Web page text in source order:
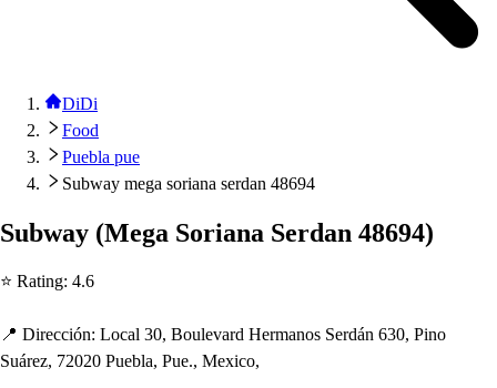
DiDi
Food
Puebla pue
Subway mega soriana serdan 48694
Subway (Mega Soriana Serdan 48694)
⭐ Rating: 4.6
📍 Dirección: Local 30, Boulevard Hermanos Serdán 630, Pino
Suárez, 72020 Puebla, Pue., Mexico,